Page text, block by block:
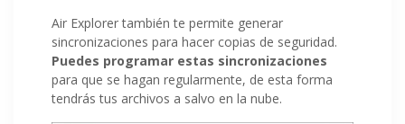
Air Explorer también te permite generar
sincronizaciones para hacer copias de seguridad.
Puedes programar estas sincronizaciones
para que se hagan regularmente, de esta forma
tendrás tus archivos a salvo en la nube.